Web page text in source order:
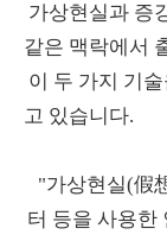
가상현실과 증
같은 맥락에서
이 두 가지 기
고 있습니다.
"가상현실(假
터 등을 사용한